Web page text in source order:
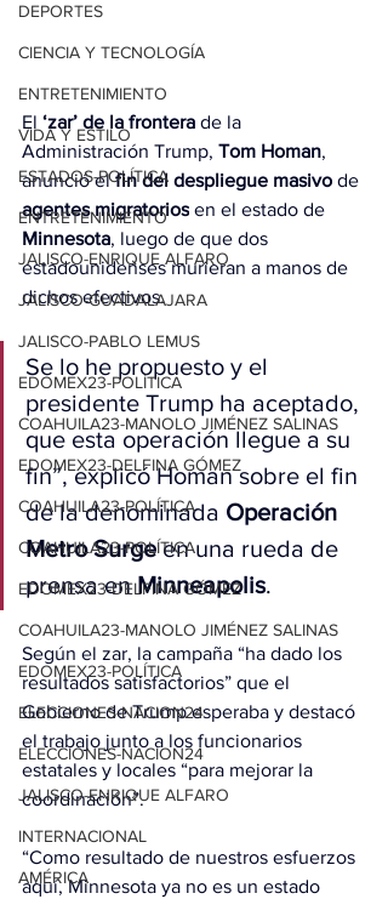
DEPORTES
CIENCIA Y TECNOLOGÍA
ENTRETENIMIENTO
VIDA Y ESTILO
ESTADOS-POLÍTICA
ENTRETENIMIENTO
JALISCO-ENRIQUE ALFARO
JALISCO-GUADALAJARA
JALISCO-PABLO LEMUS
EDOMEX23-POLÍTICA
COAHUILA23-MANOLO JIMÉNEZ SALINAS
EDOMEX23-DELFINA GÓMEZ
COAHUILA23-POLÍTICA
COAHUILA23-POLÍTICA
EDOMEX23-DELFINA GÓMEZ
COAHUILA23-MANOLO JIMÉNEZ SALINAS
EDOMEX23-POLÍTICA
ELECCIONES-NACION24
ELECCIONES-NACION24
JALISCO-ENRIQUE ALFARO
INTERNACIONAL
AMÉRICA
El ‘zar’ de la frontera de la
Administración Trump, Tom Homan,
anunció el fin del despliegue masivo de
agentes migratorios en el estado de
Minnesota, luego de que dos
estadounidenses murieran a manos de
dichos efectivos.
Se lo he propuesto y el
presidente Trump ha aceptado,
que esta operación llegue a su
fin”, explicó Homan sobre el fin
de la denominada Operación
Metro Surge en una rueda de
prensa en Minneapolis.
Según el zar, la campaña “ha dado los
resultados satisfactorios” que el
Gobierno de Trump esperaba y destacó
el trabajo junto a los funcionarios
estatales y locales “para mejorar la
coordinación”.
“Como resultado de nuestros esfuerzos
aquí, Minnesota ya no es un estado